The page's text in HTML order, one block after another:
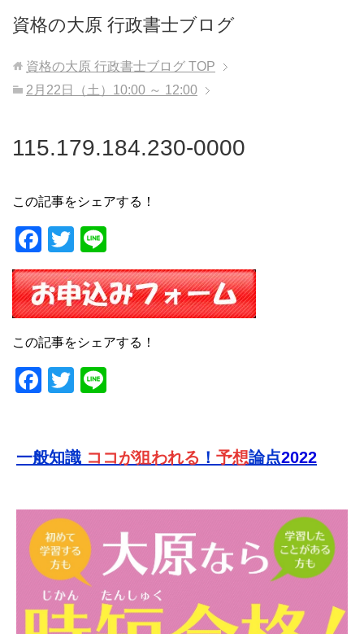
資格の大原 行政書士ブログ
資格の大原 行政書士ブログ TOP
2月22日（土）10:00 ～ 12:00
115.179.184.230-0000
この記事をシェアする！
F
a
c
e
b
o
o
T
wi
tt
er
n
e
この記事をシェアする！
F
e
o
o
k
T
er
一般知識 ココが狙われる ！ 予想論点2022